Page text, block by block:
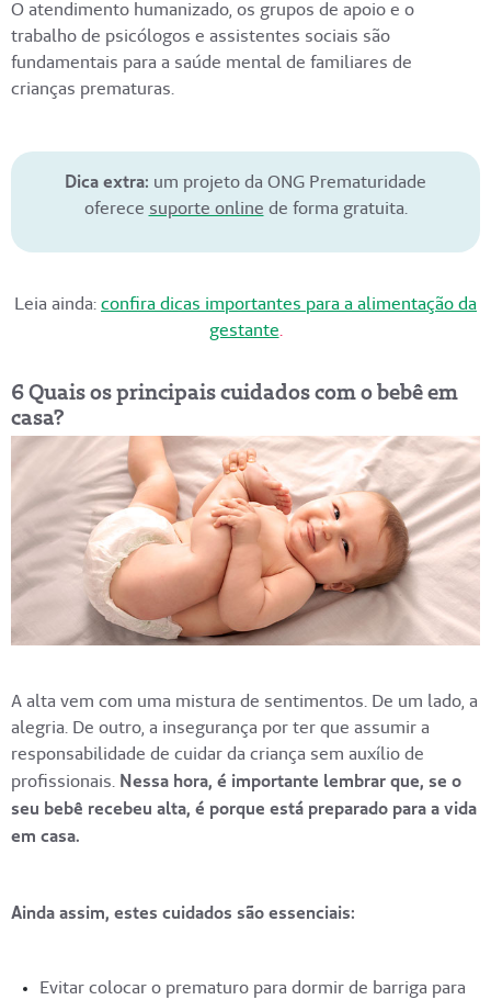
O atendimento humanizado, os grupos de apoio e o
trabalho de psicólogos e assistentes sociais são
fundamentais para a saúde mental de familiares de
crianças prematuras.
Dica extra: um projeto da ONG Prematuridade
oferece suporte online de forma gratuita.
Leia ainda:confira dicas importantes para a alimentação da
gestante.
6 Quais os principais cuidados com o bebê em
casa?
A alta vem com uma mistura de sentimentos. De um lado, a
alegria. De outro, a insegurança por ter que assumir a
responsabilidade de cuidar da criança sem auxílio de
profissionais. Nessa hora, é importante lembrar que, se o
seu bebê recebeu alta, é porque está preparado para a vida
em casa.
Ainda assim, estes cuidados são essenciais:
Evitar colocar o prematuro para dormir de barriga para